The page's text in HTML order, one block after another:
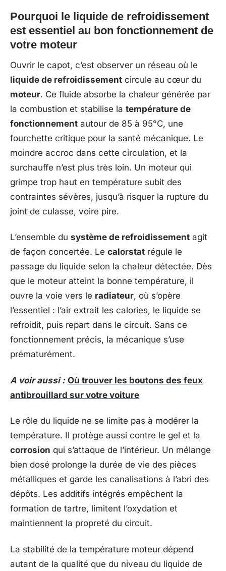
Pourquoi le liquide de refroidissement
est essentiel au bon fonctionnement de
votre moteur
Ouvrir le capot, c’est observer un réseau où le
liquide de refroidissement circule au cœur du
moteur. Ce fluide absorbe la chaleur générée par
la combustion et stabilise la température de
fonctionnement autour de 85 à 95°C, une
fourchette critique pour la santé mécanique. Le
moindre accroc dans cette circulation, et la
surchauffe n’est plus très loin. Un moteur qui
grimpe trop haut en température subit des
contraintes sévères, jusqu’à risquer la rupture du
joint de culasse, voire pire.
L’ensemble du système de refroidissement agit
de façon concertée. Le calorstat régule le
passage du liquide selon la chaleur détectée. Dès
que le moteur atteint la bonne température, il
ouvre la voie vers le radiateur, où s’opère
l’essentiel : l’air extrait les calories, le liquide se
refroidit, puis repart dans le circuit. Sans ce
fonctionnement précis, la mécanique s’use
prématurément.
A voir aussi : Où trouver les boutons des feux
antibrouillard sur votre voiture
Le rôle du liquide ne se limite pas à modérer la
température. Il protège aussi contre le gel et la
corrosion qui s’attaque de l’intérieur. Un mélange
bien dosé prolonge la durée de vie des pièces
métalliques et garde les canalisations à l’abri des
dépôts. Les additifs intégrés empêchent la
formation de tartre, limitent l’oxydation et
maintiennent la propreté du circuit.
La stabilité de la température moteur dépend
autant de la qualité que du niveau du liquide de